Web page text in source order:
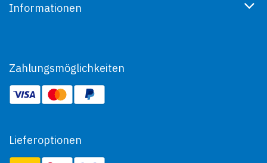
Informationen
Zahlungsmöglichkeiten
Lieferoptionen